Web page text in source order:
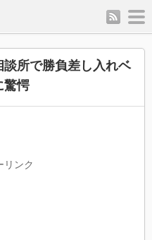
rss
所で勝負差し入れベ
驚愕
リンク